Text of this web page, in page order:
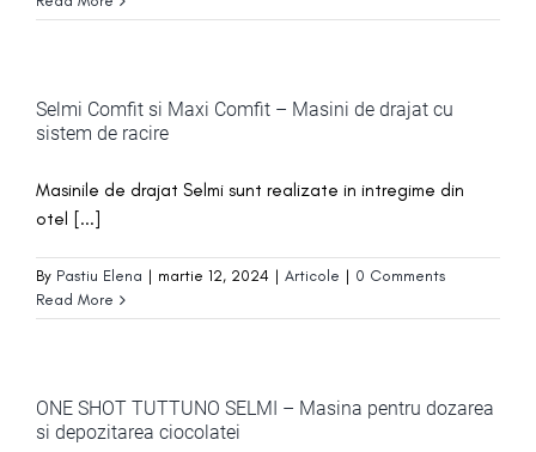
Selmi Comfit si Maxi Comfit – Masini de drajat cu
sistem de racire
Masinile de drajat Selmi sunt realizate in intregime din
otel [...]
By Pastiu Elena | martie 12, 2024 | Articole | 0 Comments
Read More
ONE SHOT TUTTUNO SELMI – Masina pentru dozarea
si depozitarea ciocolatei